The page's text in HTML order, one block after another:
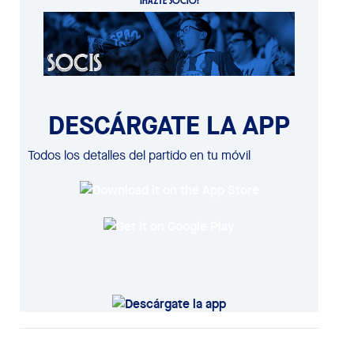
DESCÁRGATE LA APP
Todos los detalles del partido en tu móvil